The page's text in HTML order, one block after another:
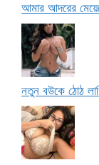
আমার আদরের
নতুন বউকে ঠোঠ